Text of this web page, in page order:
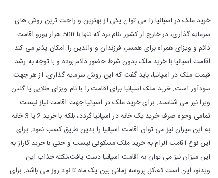
——————————————-
خرید ملک در اسپانیا را می توان یکی از بهترین و راحت ترین روش های
سرمایه گذاری، در خارج از کشور ،نام برد که تنها با 500 هزار یورو اقامت
دائم و ویزای همراه برای همسر، فرزندان و والدین را امکان پذیر می کند.
اقامت اسپانیا با خرید ملک بدون شرط حضور دائم بوده و با توجه به رشد
قیمت ملک در اسپانیا، باید گفت که این روش سرمایه گذاری، از هر جهت
سودآور است. خرید ملک اسپانیا برای اقامت را با نام ویزای طلایی یا گلدن
ویزا نیز می شناسند. برای خرید ملک در اسپانیا جهت اقامت نیاز نیست
تمامی وجوه صرف خرید یک خانه در اسپانیا گردد، بلکه با خرید 2 یا 3 خانه
به این میزان نیز می توان اقامت اسپانیا را بدین طریق کسب نمود. برای
این نوع اقامت الزام به خرید ملک مسکونی نیست و حتی با خرید گاراژ به
این میزان نیز می توان به اقامت اسپانیا دست یافت،نکته جذاب این
ویدئو، این است که،کل پروسه زمانی بین یک ماه تا نود روز می باشد. برای